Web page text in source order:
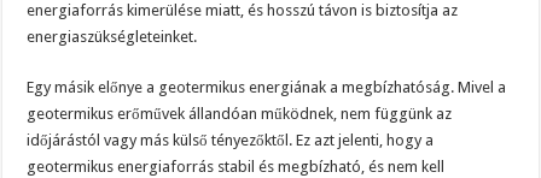
energiaforrás kimerülése miatt, és hosszú távon is biztosítja az
energiaszükségleteinket.
Egy másik előnye a geotermikus energiának a megbízhatóság. Mivel a
geotermikus erőművek állandóan működnek, nem függünk az
időjárástól vagy más külső tényezőktől. Ez azt jelenti, hogy a
geotermikus energiaforrás stabil és megbízható, és nem kell